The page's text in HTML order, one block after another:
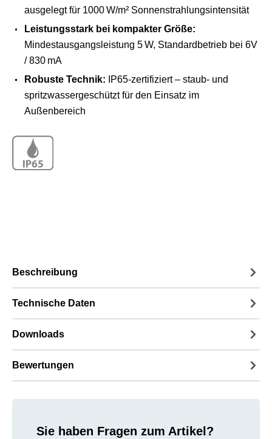
ausgelegt für 1000 W/m² Sonnenstrahlungsintensität
Leistungsstark bei kompakter Größe:
Mindestausgangsleistung 5 W, Standardbetrieb bei 6V
/ 830 mA
Robuste Technik: IP65-zertifiziert – staub- und
spritzwassergeschützt für den Einsatz im
Außenbereich
Beschreibung
Technische Daten
Downloads
Bewertungen
Sie haben Fragen zum Artikel?